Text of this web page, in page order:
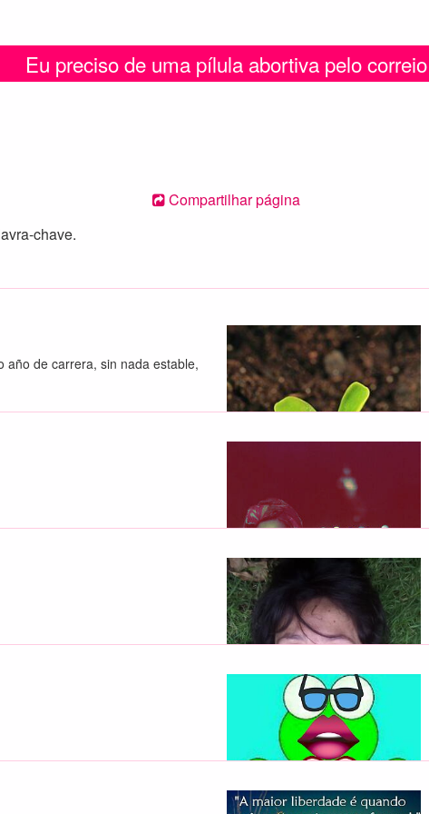
Eu preciso de uma pílula abortiva pelo correio
Compartilhar página
chave.
año de carrera, sin nada estable,